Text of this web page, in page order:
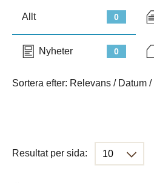
0
Allt
0
Nyheter
Sortera efter: Relevans / Datum /
Resultat per sida: